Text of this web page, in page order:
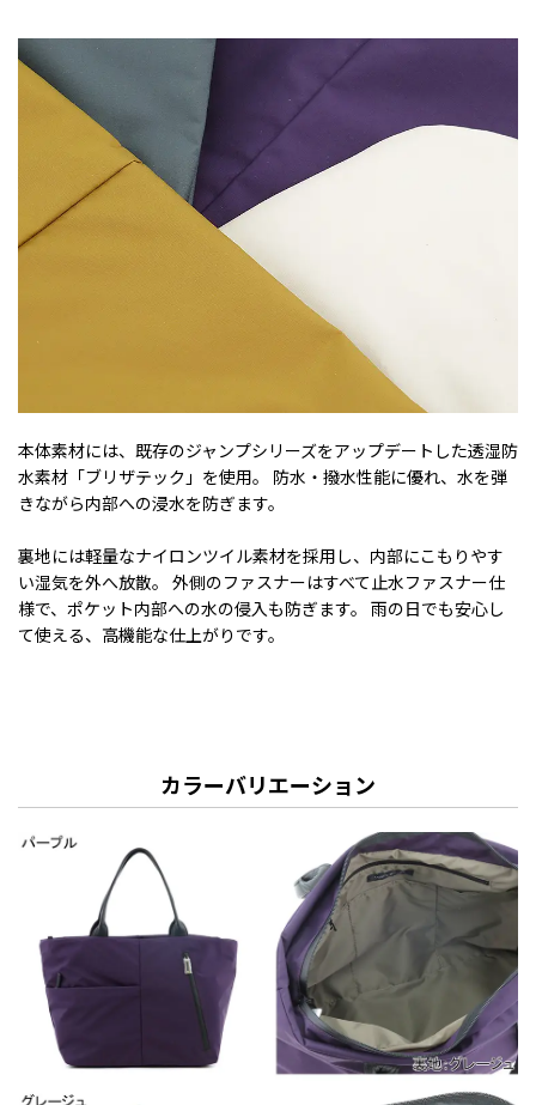
本体素材には、既存のジャンプシリーズをアップデートした透湿防
水素材「ブリザテック」を使用。 防水・撥水性能に優れ、水を弾
きながら内部への浸水を防ぎます。
裏地には軽量なナイロンツイル素材を採用し、内部にこもりやす
い湿気を外へ放散。 外側のファスナーはすべて止水ファスナー仕
様で、ポケット内部への水の侵入も防ぎます。 雨の日でも安心し
て使える、高機能な仕上がりです。
カラーバリエーション